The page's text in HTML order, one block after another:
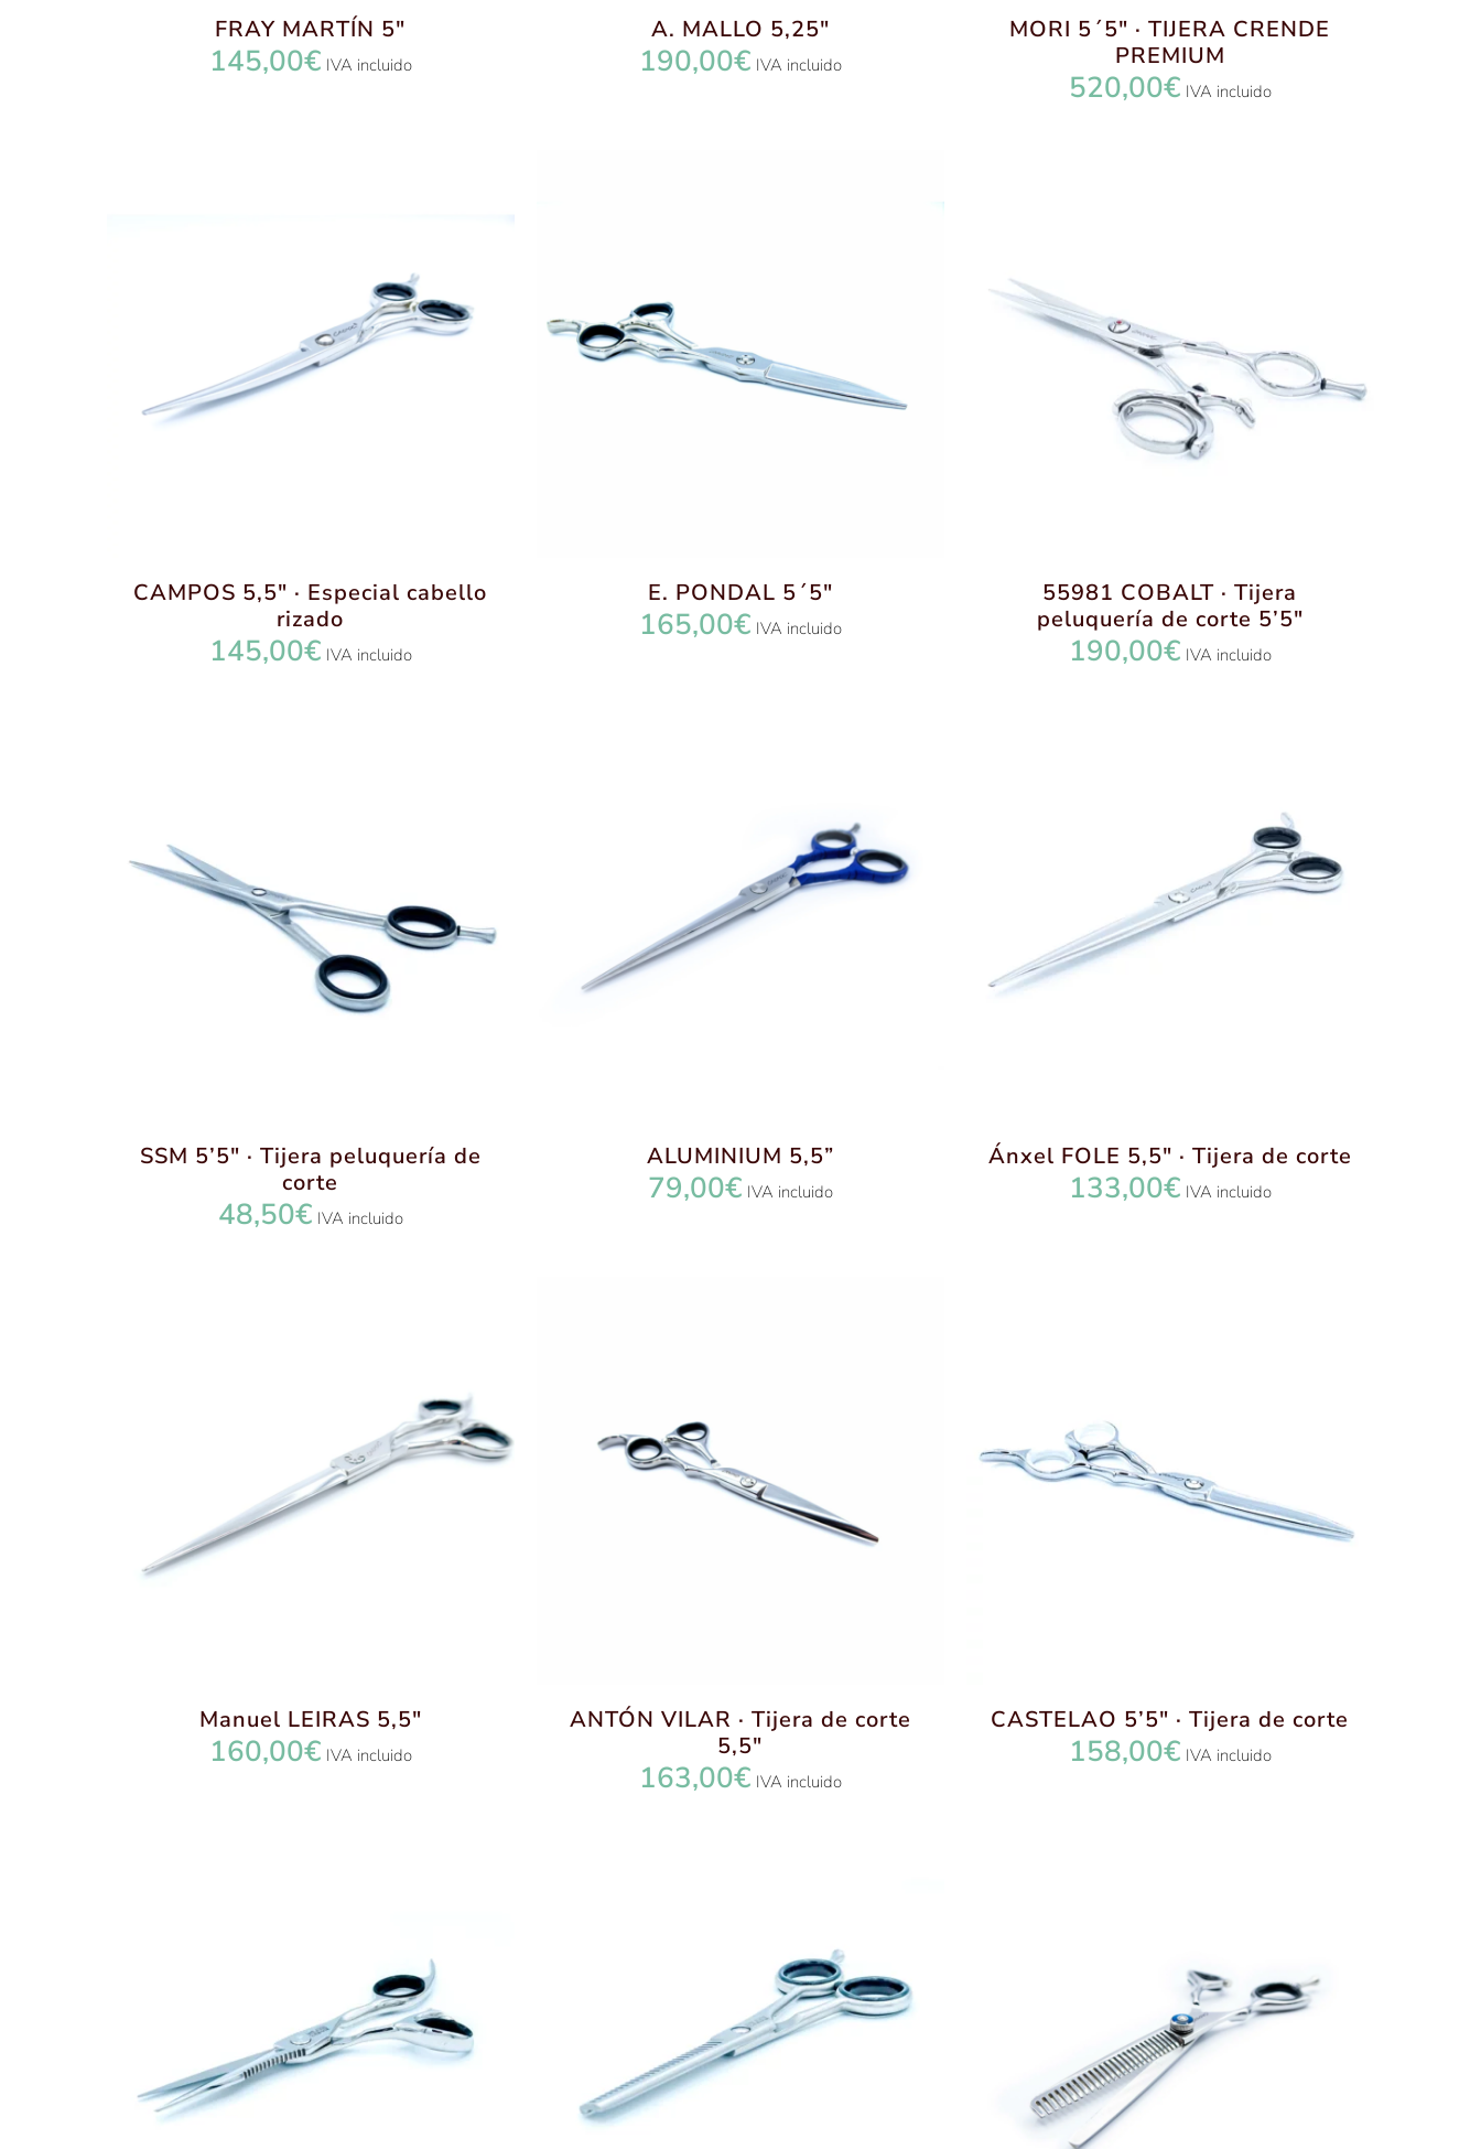
FRAY MARTÍN 5″
145,00€ IVA incluido
A. MALLO 5,25″
190,00€ IVA incluido
MORI 5´5″ · TIJERA CRENDE
PREMIUM
520,00€ IVA incluido
CAMPOS 5,5″ · Especial cabello
rizado
145,00€ IVA incluido
E. PONDAL 5´5″
165,00€ IVA incluido
55981 COBALT · Tijera
peluquería de corte 5’5″
190,00€ IVA incluido
SSM 5’5″ · Tijera peluquería de
corte
48,50€ IVA incluido
ALUMINIUM 5,5”
79,00€ IVA incluido
Ánxel FOLE 5,5″ · Tijera de corte
133,00€ IVA incluido
Manuel LEIRAS 5,5″
160,00€ IVA incluido
ANTÓN VILAR · Tijera de corte
5,5″
163,00€ IVA incluido
CASTELAO 5’5″ · Tijera de corte
158,00€ IVA incluido